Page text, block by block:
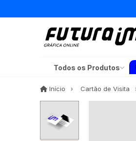
Todos os Produtos
Início InícioCartão de Visita